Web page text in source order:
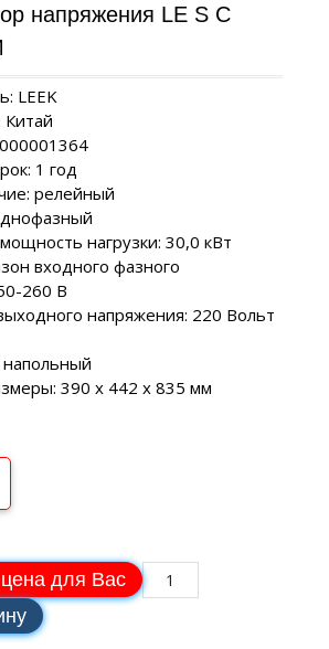
напряжения LE S C
LEEK
Китай
1 год
релейный
нагрузки: 30,0 кВт
входного фазного
260 В
напряжения: 220 Вольт
напольный
390 х 442 х 835 мм
для Вас